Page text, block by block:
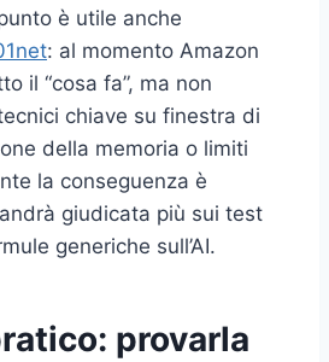
è utile anche
: al momento Amazon
il “cosa fa”, ma non
chiave su finestra di
della memoria o limiti
la conseguenza è
giudicata più sui test
generiche sull’AI.
provarla